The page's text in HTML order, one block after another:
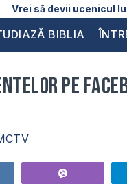
Vrei să devii ucenicul
BIBLIA
pe